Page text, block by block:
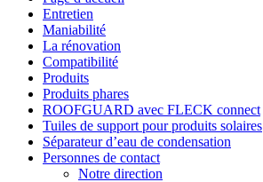
Entretien
Maniabilité
La rénovation
Compatibilité
Produits
Produits phares
ROOFGUARD avec FLECK connect
Tuiles de support pour produits solaires
Séparateur d’eau de condensation
Personnes de contact
Notre direction